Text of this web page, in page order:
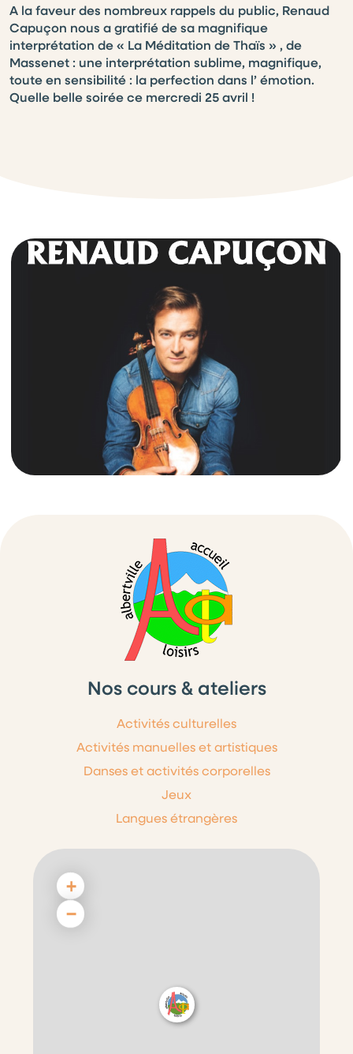
A la faveur des nombreux rappels du public, Renaud
Capuçon nous a gratifié de sa magnifique
interprétation de « La Méditation de Thaïs » , de
Massenet : une interprétation sublime, magnifique,
toute en sensibilité : la perfection dans l’ émotion.
Quelle belle soirée ce mercredi 25 avril !
Nos cours & ateliers
Activités culturelles
Activités manuelles et artistiques
Danses et activités corporelles
Jeux
Langues étrangères
+
−